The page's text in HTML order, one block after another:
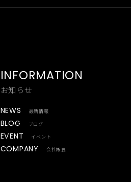
INFORMATION
お知らせ
NEWS 最新情報
BLOG ブログ
EVENT イベント
COMPANY 会社概要